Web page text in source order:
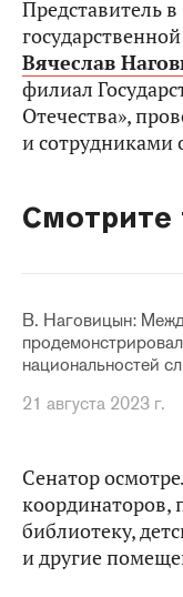
Представитель
Вячеслав
филиал
Отечества»,
и сотрудниками
Смотрите
В. Наговицын:
национальностей
21 августа 2023 г.
Сенатор
координаторов,
библиотеку,
и другие